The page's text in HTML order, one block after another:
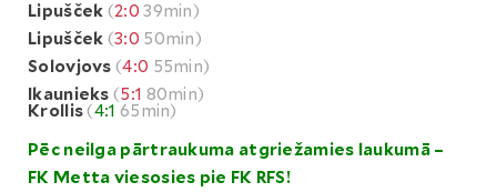
Lipušček (2:0 39min)
Lipušček (3:0 50min)
Solovjovs (4:0 55min)
Ikaunieks (5:1 80min)
Krollis(4:1 65min)
Pēc neilga pārtraukuma atgriežamies laukumā –
FK Metta viesosies pie FK RFS!